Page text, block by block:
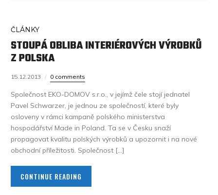
ČLÁNKY
STOUPÁ OBLIBA INTERIÉROVÝCH VÝROBKŮ
Z POLSKA
15.12.2013 0 comments
Společnost EKO-DOMOV s.r.o., v jejímž čele stojí jednatel
Pavel Schwarzer, je jednou ze společností, které byly
osloveny v rámci kampaně polského ministerstva
hospodářství Made in Poland. Ta se v Česku snaží
propagovat kvalitu polských výrobků a upozornit i na nové
obchodní příležitosti. Společnost […]
CONTINUE READING